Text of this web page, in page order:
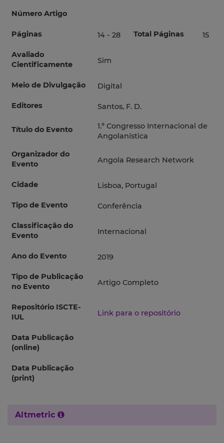
Número Artigo
Páginas 14 - 28 Total Páginas 15
Avaliado
Cientificamente
Sim
Meio de Divulgação Digital
Editores Santos, F. D.
Título do Evento
1.º Congresso Internacional de
Angolanística
Organizador do
Evento
Angola Research Network
Cidade Lisboa, Portugal
Tipo de Evento Conferência
Classificação do
Evento
Internacional
Ano do Evento 2019
Tipo de Publicação
no Evento
Artigo Completo
Repositório ISCTE-
IUL
Link para o repositório
Data Publicação
(online)
Data Publicação
(print)
Altmetric